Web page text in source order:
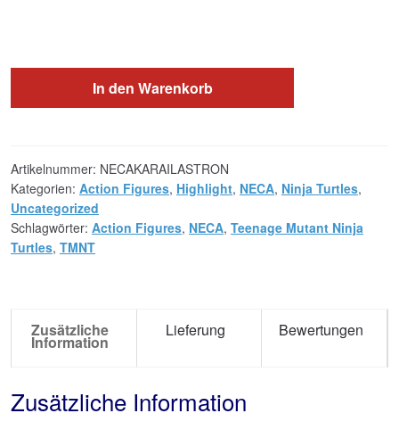
In den Warenkorb
Artikelnummer: NECAKARAILASTRON
Kategorien: Action Figures, Highlight, NECA, Ninja Turtles,
Uncategorized
Schlagwörter: Action Figures, NECA, Teenage Mutant Ninja
Turtles, TMNT
Zusätzliche
Information
Lieferung Bewertungen
Zusätzliche Information